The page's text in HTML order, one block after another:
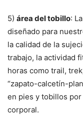
5) área del tobillo:
diseñado para
la calidad de la
trabajo, la actividad
horas como trail,
“zapato-calcetín-
en pies y tobillos
corporal.